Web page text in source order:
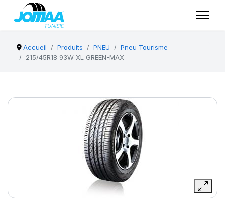
Accueil Produits PNEU
Pneu Tourisme
215/45R18 93W XL GREEN-MAX